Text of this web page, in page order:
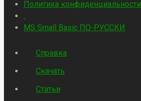
Политика конфиденциальности
.
MS Small Basic ПО-РУССКИ
Справка
Скачать
Статьи